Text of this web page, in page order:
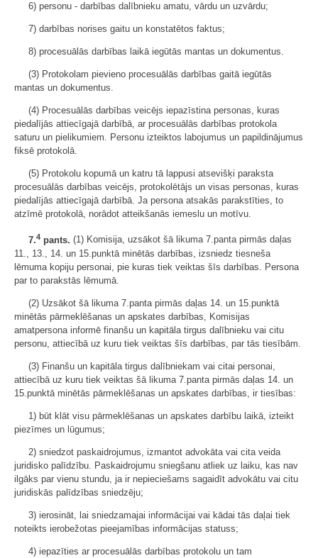
6) personu - darbības dalībnieku amatu, vārdu un uzvārdu;
7) darbības norises gaitu un konstatētos faktus;
8) procesuālās darbības laikā iegūtās mantas un dokumentus.
(3) Protokolam pievieno procesuālās darbības gaitā iegūtās
mantas un dokumentus.
(4) Procesuālās darbības veicējs iepazīstina personas, kuras
piedalījās attiecīgajā darbībā, ar procesuālās darbības protokola
saturu un pielikumiem. Personu izteiktos labojumus un papildinājumus
fiksē protokolā.
(5) Protokolu kopumā un katru tā lappusi atsevišķi paraksta
procesuālās darbības veicējs, protokolētājs un visas personas, kuras
piedalījās attiecīgajā darbībā. Ja persona atsakās parakstīties, to
atzīmē protokolā, norādot atteikšanās iemeslu un motīvu.
7.4 pants. (1) Komisija, uzsākot šā likuma 7.panta pirmās daļas
11., 13., 14. un 15.punktā minētās darbības, izsniedz tiesneša
lēmuma kopiju personai, pie kuras tiek veiktas šīs darbības. Persona
par to parakstās lēmumā.
(2) Uzsākot šā likuma 7.panta pirmās daļas 14. un 15.punktā
minētās pārmeklēšanas un apskates darbības, Komisijas
amatpersona informē finanšu un kapitāla tirgus dalībnieku vai citu
personu, attiecībā uz kuru tiek veiktas šīs darbības, par tās tiesībām.
(3) Finanšu un kapitāla tirgus dalībniekam vai citai personai,
attiecībā uz kuru tiek veiktas šā likuma 7.panta pirmās daļas 14. un
15.punktā minētās pārmeklēšanas un apskates darbības, ir tiesības:
1) būt klāt visu pārmeklēšanas un apskates darbību laikā, izteikt
piezīmes un lūgumus;
2) sniedzot paskaidrojumus, izmantot advokāta vai cita veida
juridisko palīdzību. Paskaidrojumu sniegšanu atliek uz laiku, kas nav
ilgāks par vienu stundu, ja ir nepieciešams sagaidīt advokātu vai citu
juridiskās palīdzības sniedzēju;
3) ierosināt, lai sniedzamajai informācijai vai kādai tās daļai tiek
noteikts ierobežotas pieejamības informācijas statuss;
4) iepazīties ar procesuālās darbības protokolu un tam